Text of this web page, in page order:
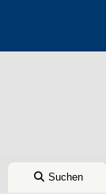
Suchen